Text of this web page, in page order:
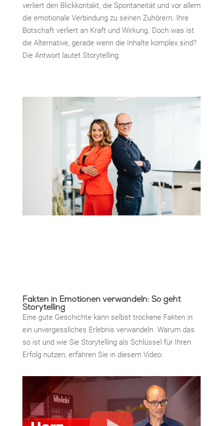
verliert den Blickkontakt, die Spontaneität und vor allem
die emotionale Verbindung zu seinen Zuhörern. Ihre
Botschaft verliert an Kraft und Wirkung. Doch was ist
die Alternative, gerade wenn die Inhalte komplex sind?
Die Antwort lautet Storytelling.
Fakten in Emotionen verwandeln: So geht
Storytelling
Eine gute Geschichte kann selbst trockene Fakten in
ein unvergessliches Erlebnis verwandeln. Warum das
so ist und wie Sie Storytelling als Schlüssel für Ihren
Erfolg nutzen, erfahren Sie in diesem Video: